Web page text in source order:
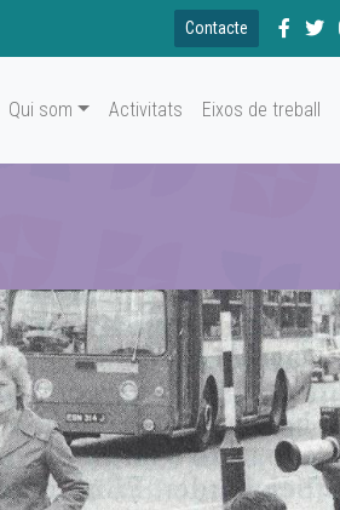
Contacte
Qui som Activitats Eixos de treball